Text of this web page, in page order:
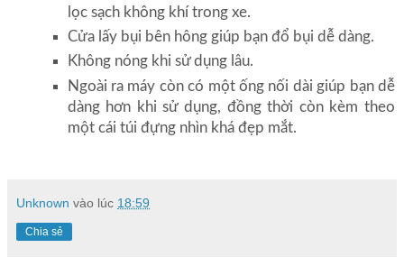
lọc sạch không khí trong xe.
Cửa lấy bụi bên hông giúp bạn đổ bụi dễ dàng.
Không nóng khi sử dụng lâu.
Ngoài ra máy còn có một ống nối dài giúp bạn dễ
dàng hơn khi sử dụng, đồng thời còn kèm theo
một cái túi đựng nhìn khá đẹp mắt.
Unknown vào lúc 18:59
Chia sẻ